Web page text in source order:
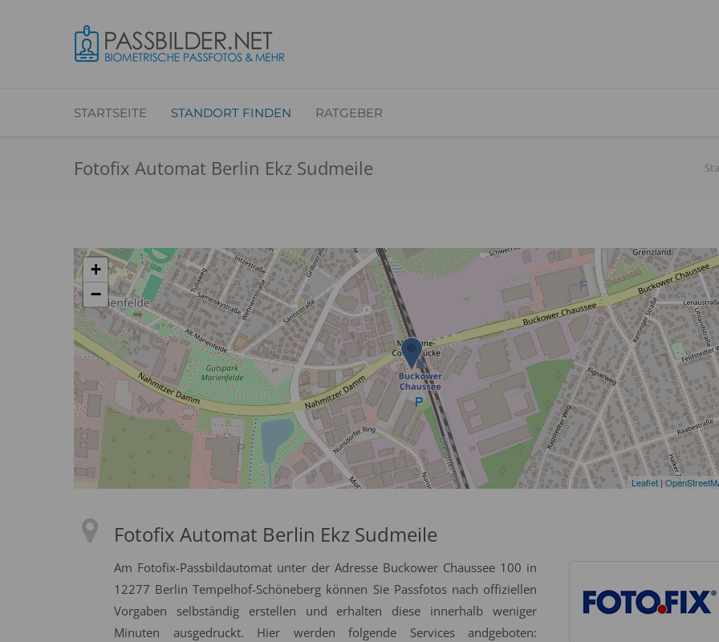
STARTSEITE STANDORT FINDEN RATGEBER
Fotofix Automat Berlin Ekz Sudmeile
+
−
Leaflet |
Fotofix Automat Berlin Ekz Sudmeile
Am Fotofix-Passbildautomat unter der Adresse Buckower Chaussee 100 in
12277 Berlin Tempelhof-Schöneberg können Sie Passfotos nach offiziellen
Vorgaben selbständig erstellen und erhalten diese innerhalb weniger
Minuten ausgedruckt. Hier werden folgende Services andgeboten: